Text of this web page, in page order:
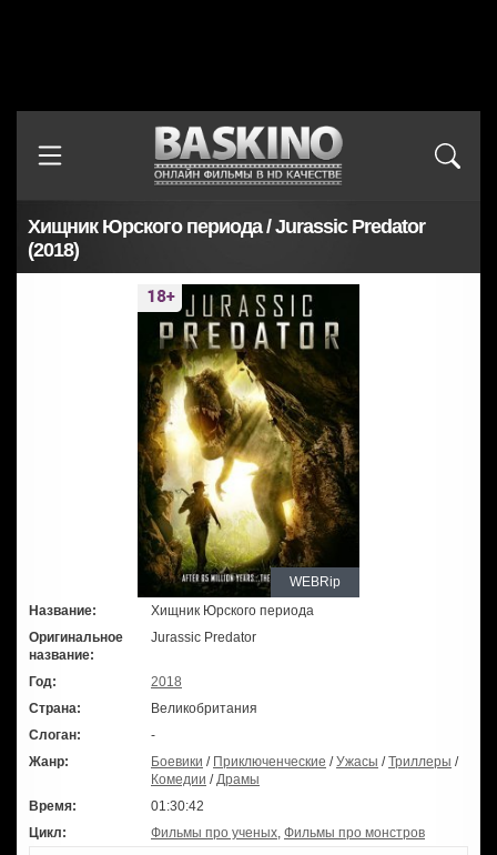
Хищник Юрского периода / Jurassic Predator
(2018)
WEBRip
Название:
Хищник Юрского периода
Оригинальное
название:
Jurassic Predator
Год:
2018
Страна:
Великобритания
Слоган:
-
Жанр:
Боевики / Приключенческие /Ужасы /Триллеры /
Комедии /Драмы
Время:
01:30:42
Цикл:
Фильмы про ученых, Фильмы про монстров